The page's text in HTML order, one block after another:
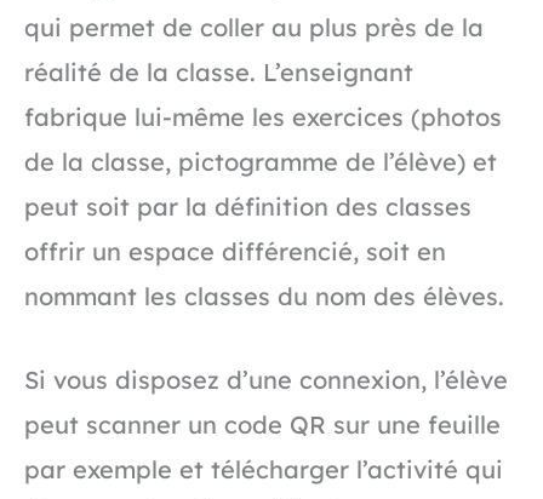
qui permet de coller au plus près de la
réalité de la classe. L’enseignant
fabrique lui-même les exercices (photos
de la classe, pictogramme de l’élève) et
peut soit par la définition des classes
offrir un espace différencié, soit en
nommant les classes du nom des élèves.
Si vous disposez d’une connexion, l’élève
peut scanner un code QR sur une feuille
par exemple et télécharger l’activité qui